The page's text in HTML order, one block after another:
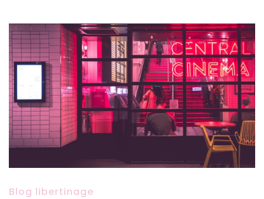
Blog libertinage